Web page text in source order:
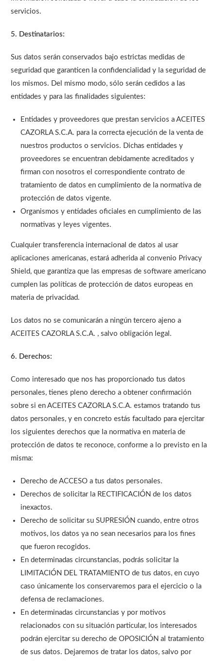
servicios.
5. Destinatarios:
Sus datos serán conservados bajo estrictas medidas de
seguridad que garanticen la confidencialidad y la seguridad de
los mismos. Del mismo modo, sólo serán cedidos a las
entidades y para las finalidades siguientes:
Entidades y proveedores que prestan servicios a ACEITES
CAZORLA S.C.A. para la correcta ejecución de la venta de
nuestros productos o servicios. Dichas entidades y
proveedores se encuentran debidamente acreditados y
firman con nosotros el correspondiente contrato de
tratamiento de datos en cumplimiento de la normativa de
protección de datos vigente.
Organismos y entidades oficiales en cumplimiento de las
normativas y leyes vigentes.
Cualquier transferencia internacional de datos al usar
aplicaciones americanas, estará adherida al convenio Privacy
Shield, que garantiza que las empresas de software americano
cumplen las políticas de protección de datos europeas en
materia de privacidad.
Los datos no se comunicarán a ningún tercero ajeno a
ACEITES CAZORLA S.C.A. , salvo obligación legal.
6. Derechos:
Como interesado que nos has proporcionado tus datos
personales, tienes pleno derecho a obtener confirmación
sobre si en ACEITES CAZORLA S.C.A. estamos tratando tus
datos personales, y en concreto estás facultado para ejercitar
los siguientes derechos que la normativa en materia de
protección de datos te reconoce, conforme a lo previsto en la
misma:
Derecho de ACCESO a tus datos personales.
Derechos de solicitar la RECTIFICACIÓN de los datos
inexactos.
Derecho de solicitar su SUPRESIÓN cuando, entre otros
motivos, los datos ya no sean necesarios para los fines
que fueron recogidos.
En determinadas circunstancias, podrás solicitar la
LIMITACIÓN DEL TRATAMIENTO de tus datos, en cuyo
caso únicamente los conservaremos para el ejercicio o la
defensa de reclamaciones.
En determinadas circunstancias y por motivos
relacionados con su situación particular, los interesados
podrán ejercitar su derecho de OPOSICIÓN al tratamiento
de sus datos. Dejaremos de tratar los datos, salvo por